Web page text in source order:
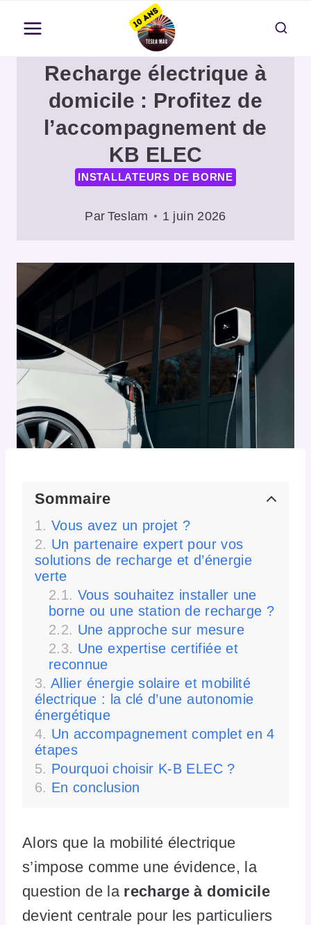
contenu
Recharge électrique à
domicile : Profitez de
l’accompagnement de
KB ELEC
INSTALLATEURS DE BORNE
Par Teslam 1 juin 2026
Sommaire
Vous avez un projet ?
Un partenaire expert pour vos
solutions de recharge et d’énergie
verte
Vous souhaitez installer une
borne ou une station de recharge ?
Une approche sur mesure
Une expertise certifiée et
reconnue
Allier énergie solaire et mobilité
électrique : la clé d’une autonomie
énergétique
Un accompagnement complet en 4
étapes
Pourquoi choisir K-B ELEC ?
En conclusion
Alors que la mobilité électrique
s’impose comme une évidence, la
question de la recharge à domicile
devient centrale pour les particuliers